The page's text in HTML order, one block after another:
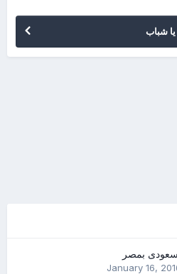
شباب
بمصر
January 16,